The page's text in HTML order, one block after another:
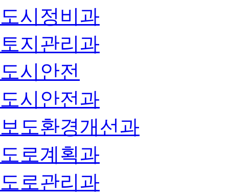
도시정비과
토지관리과
도시안전
도시안전과
보도환경개선과
도로계획과
도로관리과